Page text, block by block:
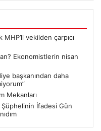
vekilden çarpıcı
Ekonomistlerin nisan
başkanından daha
Mekanları
Şüphelinin İfadesi Gün